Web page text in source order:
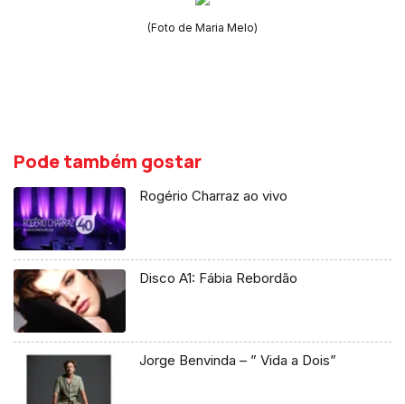
(Foto de Maria Melo)
Pode também gostar
Rogério Charraz ao vivo
Disco A1: Fábia Rebordão
Jorge Benvinda – ” Vida a Dois”